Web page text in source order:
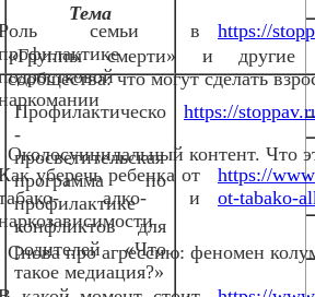
семьи в
https://
уберечь ребенка от
алко- и
https://
ot-tabako-
«Группы смерти» и другие
сообщества: что могут сделать
Околосуицидальный контент. Что
Снова про агрессию: феномен
Тема
Профилактическо
-
просветительская
программа по
профилактике
конфликтов для
родителей «Что
такое медиация?»
https://